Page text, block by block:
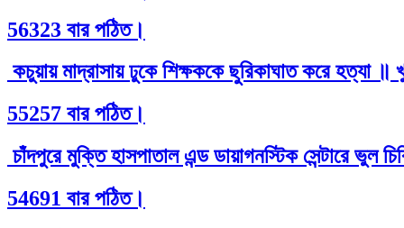
56323 বার পঠিত।
কচুয়ায় মাদ্রাসায় ঢুকে শিক্ষককে ছুরিকাঘাত করে হত্যা ॥
55257 বার পঠিত।
চাঁদপুরে মুক্তি হাসপাতাল এন্ড ডায়াগনস্টিক সেন্টারে ভুল
54691 বার পঠিত।